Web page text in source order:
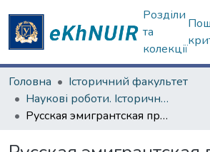
Розділи
та
колекції
Головна
Історичний факультет
Наукові роботи. Історичний факультет
Русская эмигрантская пресса в Польше в 20-30-е годы ХХ века